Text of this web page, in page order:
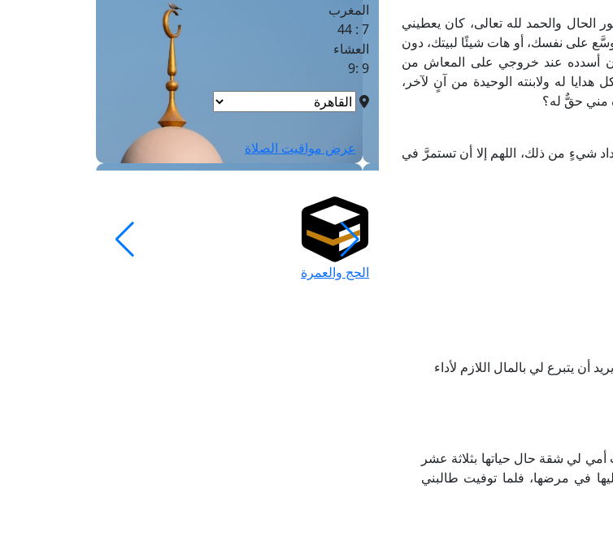
والحمد لله تعالى، كان يعطيني
على نفسك، أو هات شيئًا لبيتك، دون
أن أسدده عند خروجي على المعاش من
له ولابنته الوحيدة من آنٍ لآخر،
مني حقٌّ له؟
شيءٍ من ذلك، اللهم إلا أن تستمرَّ في
أن يتبرع لي بالمال اللازم لأداء
لي شقة حال حياتها بثلاثة عشر
في مرضها، فلما توفيت طالبني
المغرب
7 : 44
العشاء
9 :9
عرض مواقيت الصلاة
الحج والعمرة